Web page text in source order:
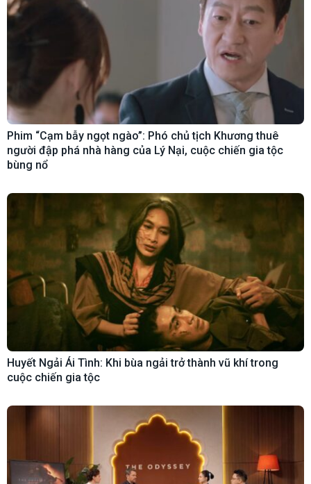
Phim “Cạm bẫy ngọt ngào”: Phó chủ tịch Khương thuê
người đập phá nhà hàng của Lý Nại, cuộc chiến gia tộc
bùng nổ
Huyết Ngải Ái Tình: Khi bùa ngải trở thành vũ khí trong
cuộc chiến gia tộc